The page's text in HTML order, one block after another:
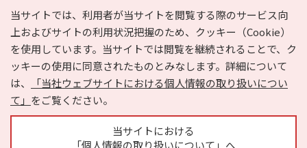
当サイトでは、利用者が当サイトを閲覧する際のサービス向
上およびサイトの利用状況把握のため、クッキー（Cookie）
を使用しています。当サイトでは閲覧を継続されることで、ク
ッキーの使用に同意されたものとみなします。詳細について
は、
「当社ウェブサイトにおける個人情報の取り扱いについ
て」 をご覧ください。
当サイトにおける
「個人情報の取り扱いについて」へ
e-NAVITA（イーナビタ）とは？ お気に入り
ヘルプ
利用規約
個人情報の取り扱いについて
運営会社
サイトマップ
広告掲載に関するお問い合わせ